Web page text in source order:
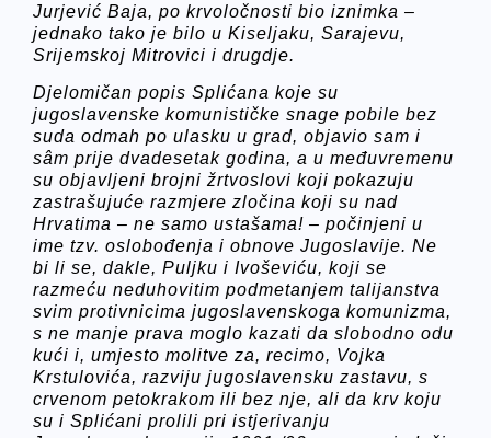
Jurjević Baja, po krvoločnosti bio iznimka –
jednako tako je bilo u Kiseljaku, Sarajevu,
Srijemskoj Mitrovici i drugdje.
Djelomičan popis Splićana koje su
jugoslavenske komunističke snage pobile bez
suda odmah po ulasku u grad, objavio sam i
sâm prije dvadesetak godina, a u međuvremenu
su objavljeni brojni žrtvoslovi koji pokazuju
zastrašujuće razmjere zločina koji su nad
Hrvatima – ne samo ustašama! – počinjeni u
ime tzv. oslobođenja i obnove Jugoslavije. Ne
bi li se, dakle, Puljku i Ivoševiću, koji se
razmeću neduhovitim podmetanjem talijanstva
svim protivnicima jugoslavenskoga komunizma,
s ne manje prava moglo kazati da slobodno odu
kući i, umjesto molitve za, recimo, Vojka
Krstulovića, razviju jugoslavensku zastavu, s
crvenom petokrakom ili bez nje, ali da krv koju
su i Splićani prolili pri istjerivanju